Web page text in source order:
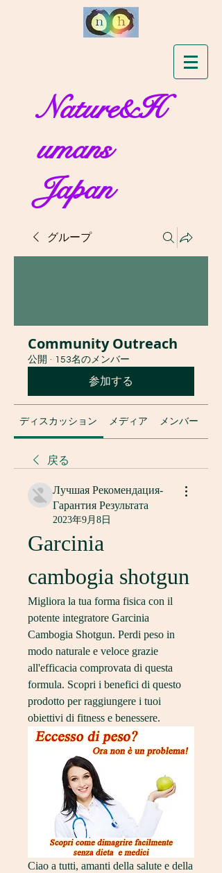
Nature&H
umans
Japan
グループ
Community Outreach
公開 · 153名のメンバー
参加する
ディスカッション メディア メンバー
戻る
Лучшая Рекомендация-
Гарантия Результата
2023年9月8日
Garcinia
cambogia shotgun
Migliora la tua forma fisica con il
potente integratore Garcinia
Cambogia Shotgun. Perdi peso in
modo naturale e veloce grazie
all'efficacia comprovata di questa
formula. Scopri i benefici di questo
prodotto per raggiungere i tuoi
obiettivi di fitness e benessere.
Ciao a tutti, amanti della salute e della